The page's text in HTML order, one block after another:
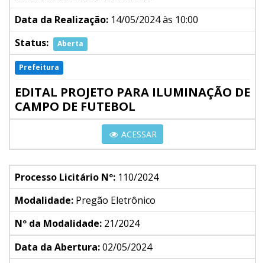
Data da Realização: 14/05/2024 às 10:00
Status:
Aberta
Prefeitura
EDITAL PROJETO PARA ILUMINAÇÃO DE
CAMPO DE FUTEBOL
ACESSAR
Processo Licitário Nº: 110/2024
Modalidade: Pregão Eletrônico
Nº da Modalidade: 21/2024
Data da Abertura:02/05/2024